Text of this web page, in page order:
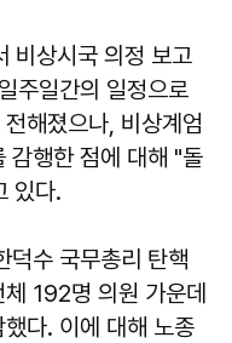
비상시국 의정 보고
주일간의 일정으로
해졌으나, 비상계엄
감행한 점에 대해 "돌
있다.
덕수 국무총리 탄핵
192명 의원 가운데
다. 이에 대해 노종